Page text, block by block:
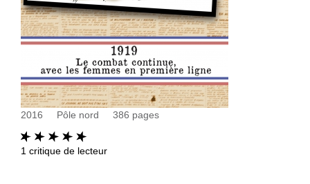
2016 Pôle nord 386 pages
1 critique de lecteur